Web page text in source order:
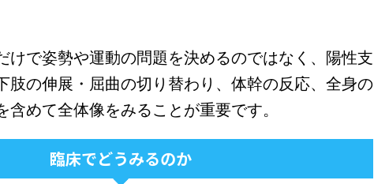
けで姿勢や運動の問題を決めるのではなく、陽性支
肢の伸展・屈曲の切り替わり、体幹の反応、全身の
含めて全体像をみることが重要です。
臨床でどうみるのか